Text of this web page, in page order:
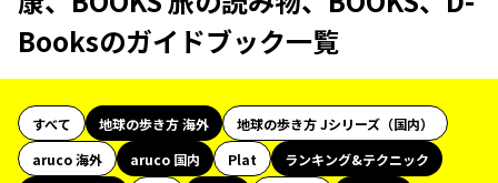
Booksのガイドブック一覧
すべて 地球の歩き方 海外
地球の歩き方 Jシリーズ（国内）
aruco 海外
aruco 国内 Plat
ランキング&テクニック